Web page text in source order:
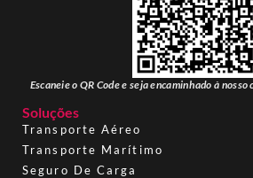
Escaneie o QR Code e seja encaminhado à
Soluções
Transporte Aéreo
Transporte Marítimo
Seguro De Carga